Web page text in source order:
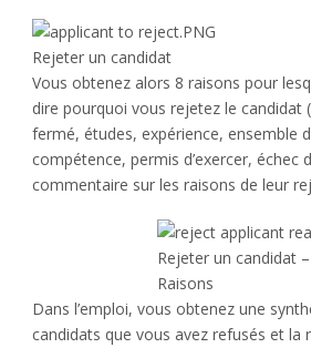
Rejeter un candidat
Vous obtenez alors 8 raisons pour
dire pourquoi vous rejetez le candidat
fermé, études, expérience, ensemble
compétence, permis d’exercer, échec
commentaire sur les raisons de leur
Rejeter un candidat –
Raisons
Dans l’emploi, vous obtenez une
candidats que vous avez refusés et la